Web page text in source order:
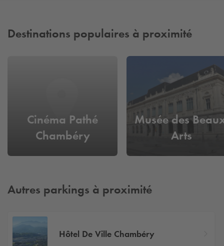
Destinations populaires à proximité
Cinéma Pathé
Chambéry
Musée des
Arts
Autres parkings à proximité
Hôtel De Ville Chambéry